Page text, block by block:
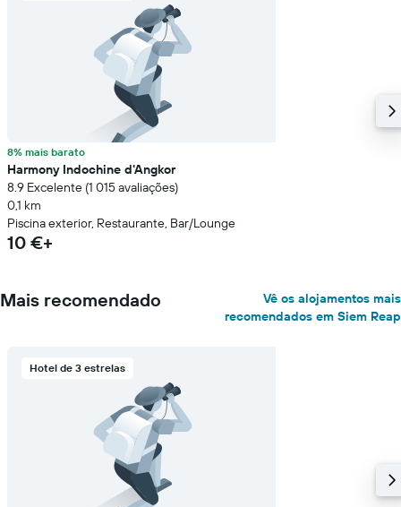
8% mais barato
Harmony Indochine d'Angkor
8.9 Excelente (1 015 avaliações)
0,1 km
Piscina exterior, Restaurante, Bar/Lounge
10 €+
Mais recomendado
Vê os alojamentos mais
recomendados em Siem Reap
Hotel de 3 estrelas